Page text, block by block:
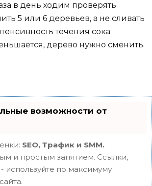
в день ходим проверять
5 или 6 деревьев, а не сливать
течения сока
дерево нужно сменить.
возможности от
SEO, Трафик и SMM.
и простым занятием. Ссылки,
используйте по максимуму